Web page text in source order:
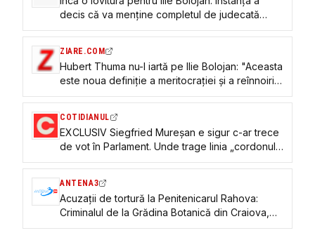
decis că va menține completul de judecată
pentru stabilirea legalității Congresului
ZIARE.COM
Hubert Thuma nu-l iartă pe Ilie Bolojan: "Aceasta
este noua definiție a meritocrației și a reînnoirii
în PNL"
COTIDIANUL
EXCLUSIV Siegfried Mureșan e sigur c-ar trece
de vot în Parlament. Unde trage linia „cordonului
sanitar”
ANTENA3
Acuzații de tortură la Penitenicarul Rahova:
Criminalul de la Grădina Botanică din Craiova,
bătut cu bestialitate de doi polițiști